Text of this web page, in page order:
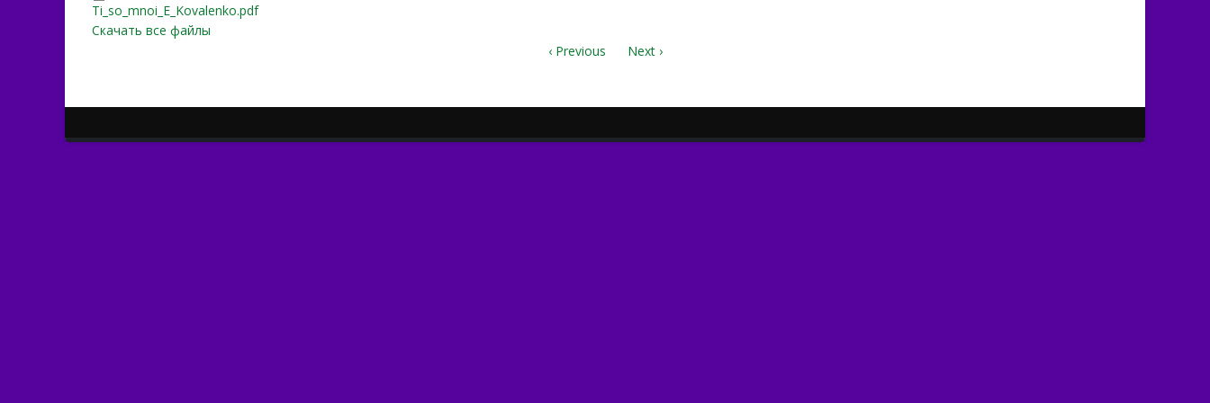
Ti_so_mnoi_E_Kovalenko.pdf
Скачать все файлы
‹ Previous
Next ›